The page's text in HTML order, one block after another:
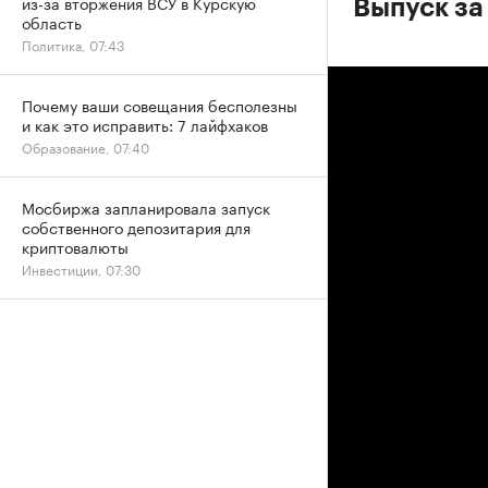
Выпуск
область
Политика, 07:43
Почему ваши совещания бесполезны
и как это исправить: 7 лайфхаков
Образование, 07:40
Мосбиржа запланировала запуск
собственного депозитария для
криптовалюты
Инвестиции, 07:30